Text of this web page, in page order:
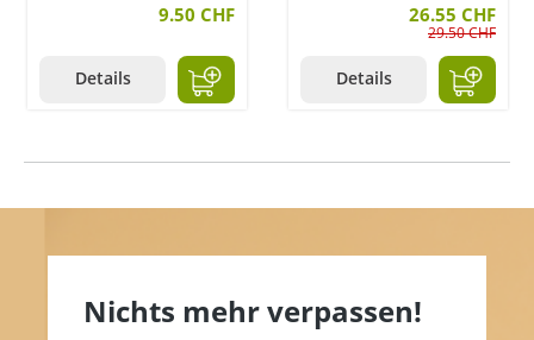
9.50 CHF
Details
26.55 CHF
29.50 CHF
Details
Nichts mehr verpassen!